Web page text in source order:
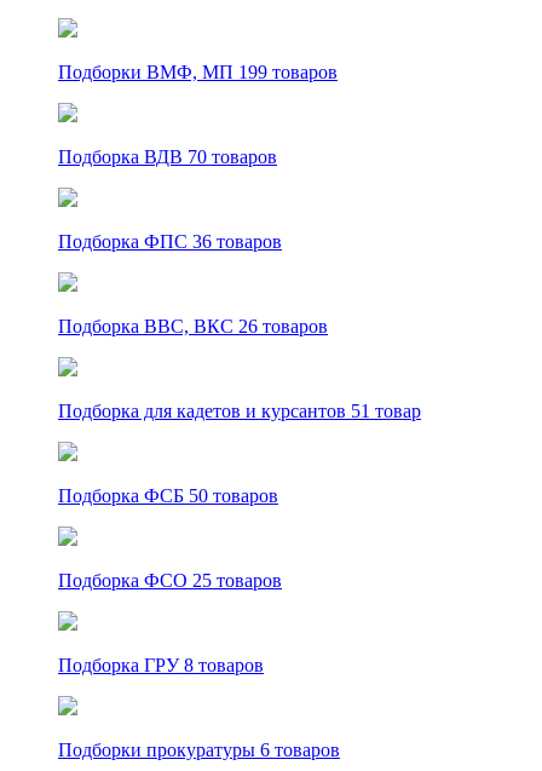
Подборки ВМФ, МП 199 товаров
Подборка ВДВ 70 товаров
Подборка ФПС 36 товаров
Подборка ВВС, ВКС 26 товаров
Подборка для кадетов и курсантов 51 товар
Подборка ФСБ 50 товаров
Подборка ФСО 25 товаров
Подборка ГРУ8 товаров
Подборки прокуратуры 6 товаров